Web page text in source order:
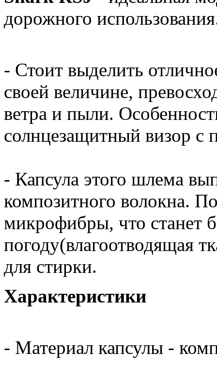
дорожного
- Стоит выделить
своей величине,
ветра и пыли.
солнцезащитный визор с
- Капсула этого шлема
композитного волокна.
микрофибры, что
погоду(влагоотводящая
для стирки.
Характеристики
- Материал капсулы -